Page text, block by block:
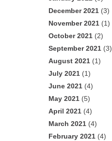
December 2021 (3)
November 2021 (1)
October 2021 (2)
September 2021 (3)
August 2021 (1)
July 2021 (1)
June 2021 (4)
May 2021 (5)
April 2021 (4)
March 2021 (4)
February 2021 (4)